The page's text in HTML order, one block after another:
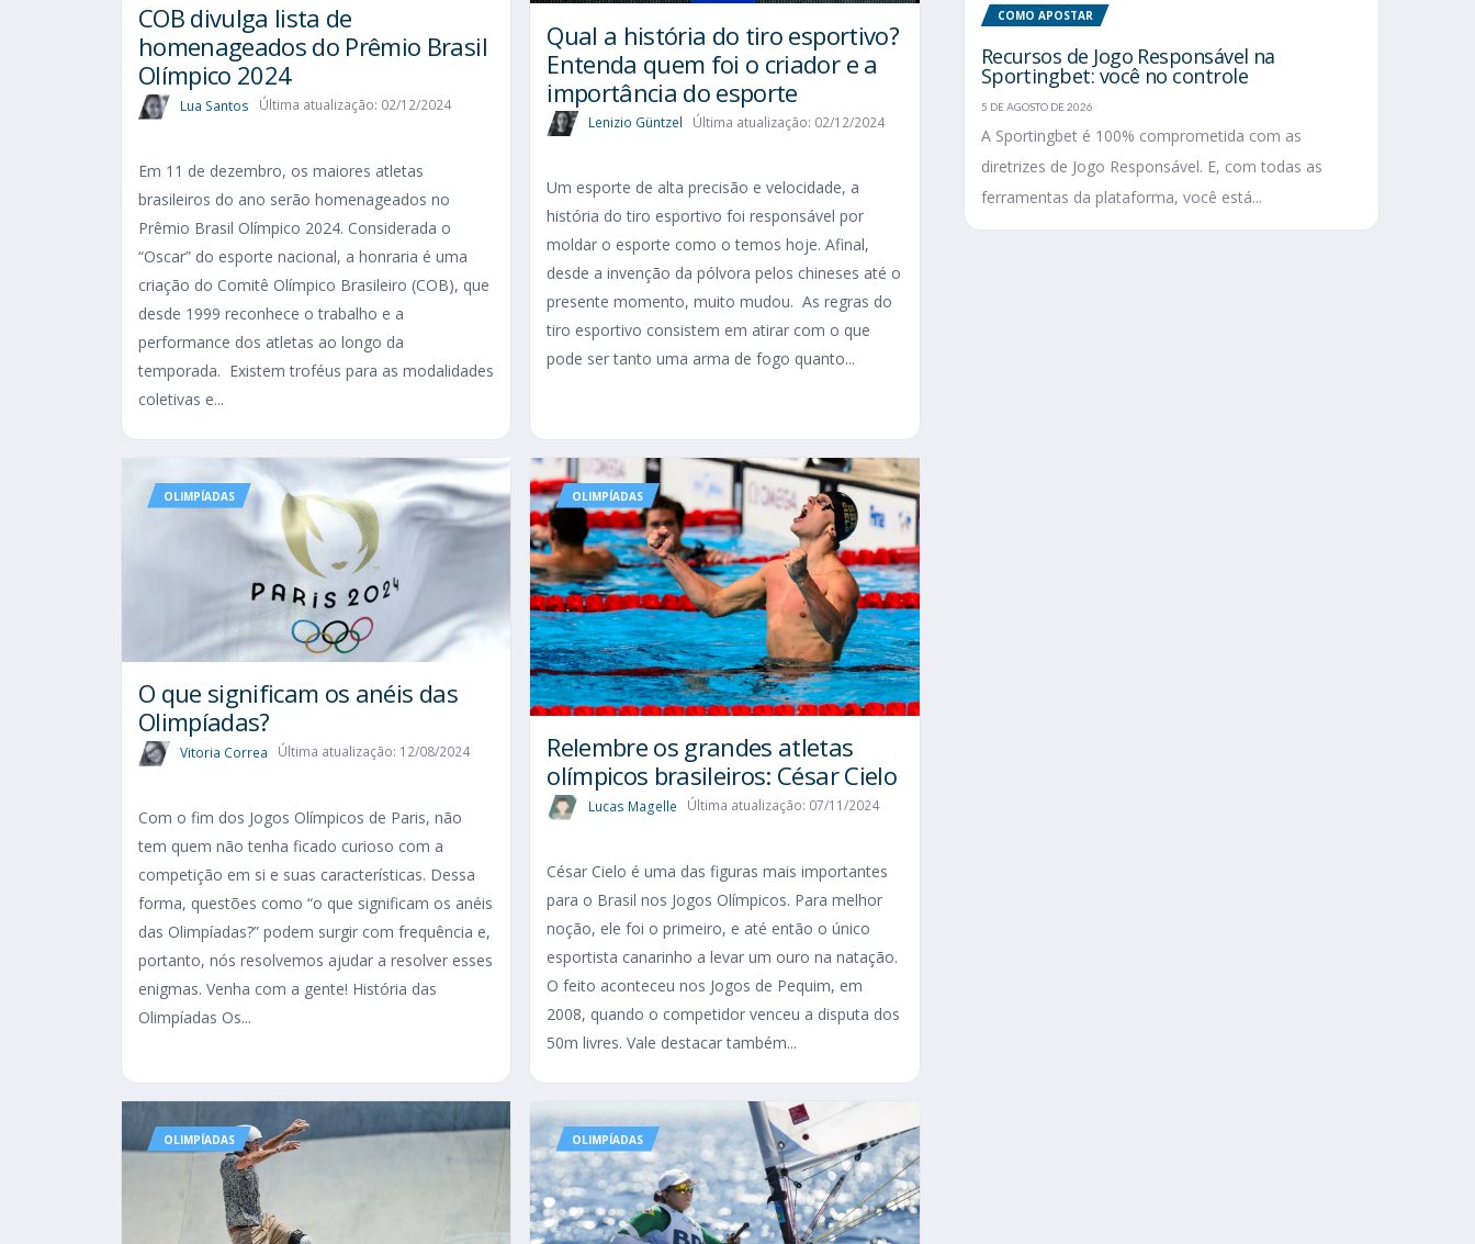
COB divulga lista de
homenageados do Prêmio Brasil
Olímpico 2024
Lua Santos Última atualização: 02/12/2024
Em 11 de dezembro, os maiores atletas
brasileiros do ano serão homenageados no
Prêmio Brasil Olímpico 2024. Considerada o
“Oscar” do esporte nacional, a honraria é uma
criação do Comitê Olímpico Brasileiro (COB), que
desde 1999 reconhece o trabalho e a
performance dos atletas ao longo da
temporada. Existem troféus para as modalidades
coletivas e...
Qual a história do tiro esportivo?
Entenda quem foi o criador e a
importância do esporte
Lenizio Güntzel Última atualização: 02/12/2024
Um esporte de alta precisão e velocidade, a
história do tiro esportivo foi responsável por
moldar o esporte como o temos hoje. Afinal,
desde a invenção da pólvora pelos chineses até o
presente momento, muito mudou. As regras do
tiro esportivo consistem em atirar com o que
pode ser tanto uma arma de fogo quanto...
OLIMPÍADAS
O que significam os anéis das
Olimpíadas?
Vitoria Correa Última atualização: 12/08/2024
Com o fim dos Jogos Olímpicos de Paris, não
tem quem não tenha ficado curioso com a
competição em si e suas características. Dessa
forma, questões como “o que significam os anéis
das Olimpíadas?” podem surgir com frequência e,
portanto, nós resolvemos ajudar a resolver esses
enigmas. Venha com a gente! História das
Olimpíadas Os...
OLIMPÍADAS
Relembre os grandes atletas
olímpicos brasileiros: César Cielo
Lucas Magelle Última atualização: 07/11/2024
César Cielo é uma das figuras mais importantes
para o Brasil nos Jogos Olímpicos. Para melhor
noção, ele foi o primeiro, e até então o único
esportista canarinho a levar um ouro na natação.
O feito aconteceu nos Jogos de Pequim, em
2008, quando o competidor venceu a disputa dos
50m livres. Vale destacar também...
OLIMPÍADAS OLIMPÍADAS
COMO APOSTAR
Recursos de Jogo Responsável na
Sportingbet: você no controle
5 DE AGOSTO DE 2026
A Sportingbet é 100% comprometida com as
diretrizes de Jogo Responsável. E, com todas as
ferramentas da plataforma, você está...